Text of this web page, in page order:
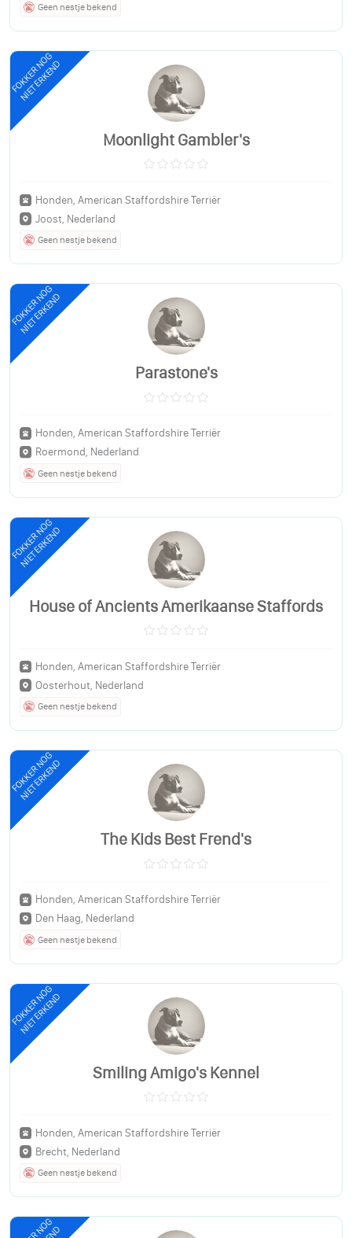
Geen nestje bekend
FOKKER NOG
NIET ERKEND
Moonlight Gambler's
Honden, American Staffordshire Terriër
Joost, Nederland
Geen nestje bekend
FOKKER NOG
NIET ERKEND
Parastone's
Honden, American Staffordshire Terriër
Roermond, Nederland
Geen nestje bekend
FOKKER NOG
NIET ERKEND
House of Ancients Amerikaanse Staffords
Honden, American Staffordshire Terriër
Oosterhout, Nederland
Geen nestje bekend
FOKKER NOG
NIET ERKEND
The Kids Best Frend's
Honden, American Staffordshire Terriër
Den Haag, Nederland
Geen nestje bekend
FOKKER NOG
NIET ERKEND
Smiling Amigo's Kennel
Honden, American Staffordshire Terriër
Brecht, Nederland
Geen nestje bekend